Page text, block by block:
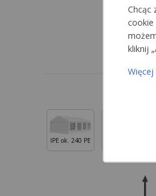
IPE ok. 240 PE
Chcąc
cookie
kliknij